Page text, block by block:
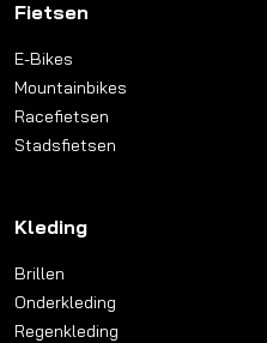
Fietsen
E-Bikes
Mountainbikes
Racefietsen
Stadsfietsen
Kleding
Brillen
Onderkleding
Regenkleding